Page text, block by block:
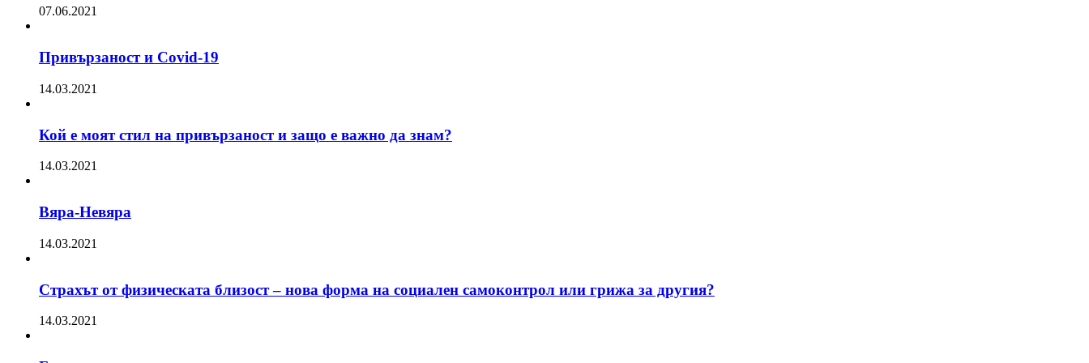
07.06.2021
Привързаност и Covid-19
14.03.2021
Кой е моят стил на привързаност и защо е важно да знам?
14.03.2021
Вяра-Невяра
14.03.2021
Страхът от физическата близост – нова форма на социален самоконтрол или грижа за другия?
14.03.2021